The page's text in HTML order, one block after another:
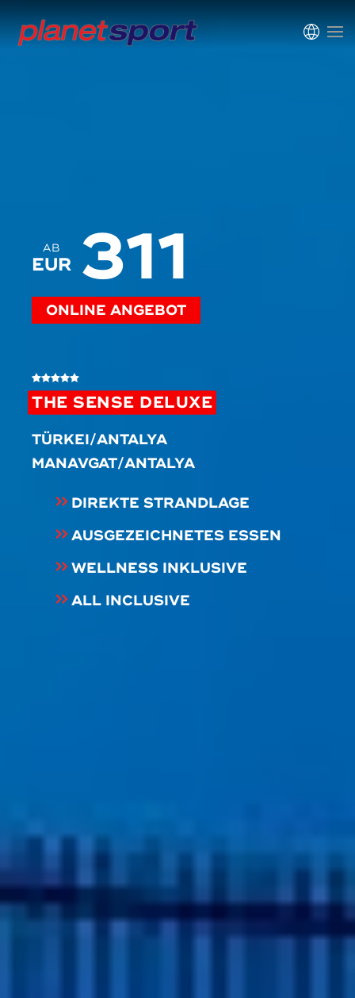
THE SENSE DELUXE
TÜRKEI/ANTALYA
MANAVGAT/ANTALYA
DIREKTE STRANDLAGE
AUSGEZEICHNETES ESSEN
WELLNESS INKLUSIVE
ALL INCLUSIVE
AB
EUR 311
ONLINE ANGEBOT